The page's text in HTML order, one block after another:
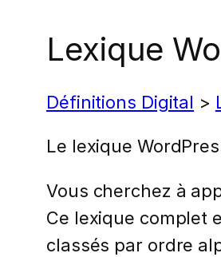
Lexique
Définitions Digital >
Le lexique
Vous cherchez à
Ce lexique complet
classés par ordre